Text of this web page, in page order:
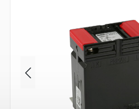
Bildergalerie überspringen